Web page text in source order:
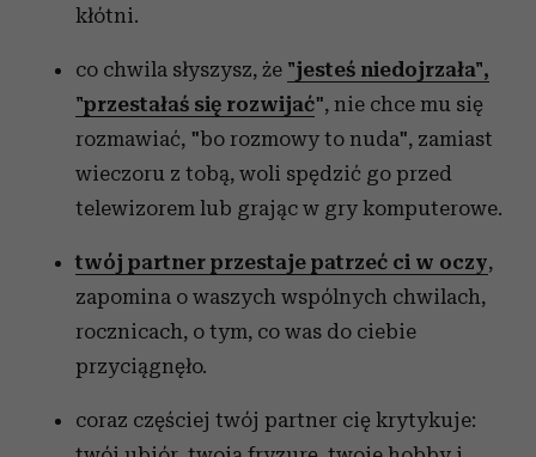
kłótni.
co chwila słyszysz, że "jesteś niedojrzała",
"przestałaś się rozwijać", nie chce mu się
rozmawiać, "bo rozmowy to nuda", zamiast
wieczoru z tobą, woli spędzić go przed
telewizorem lub grając w gry komputerowe.
twój partner przestaje patrzeć ci w oczy,
zapomina o waszych wspólnych chwilach,
rocznicach, o tym, co was do ciebie
przyciągnęło.
coraz częściej twój partner cię krytykuje: